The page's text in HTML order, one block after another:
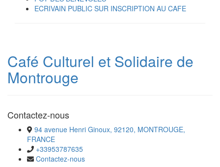
ECRIVAIN PUBLIC SUR INSCRIPTION AU CAFE
Café Culturel et Solidaire de
Montrouge
Contactez-nous
94 avenue Henri Ginoux, 92120, MONTROUGE,
FRANCE
+33953787635
Contactez-nous